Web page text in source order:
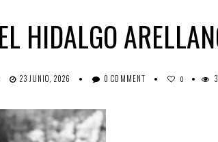
HIDALGO
23 JUNIO, 2026 0 COMMENT 0